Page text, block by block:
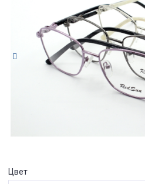
Цвет